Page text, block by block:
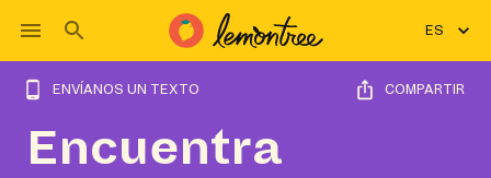
ES
ENVÍANOS UN TEXTO COMPARTIR
Encuentra